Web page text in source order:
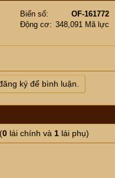
Biển số
OF-161772
Động cơ
348,091 Mã lực
ký để bình luận.
0 lái chính và 1 lái phụ)